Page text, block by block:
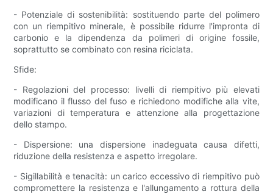
- Potenziale di sostenibilità: sostituendo parte del polimero
con un riempitivo minerale, è possibile ridurre l'impronta di
carbonio e la dipendenza da polimeri di origine fossile,
soprattutto se combinato con resina riciclata.
Sfide:
- Regolazioni del processo: livelli di riempitivo più elevati
modificano il flusso del fuso e richiedono modifiche alla vite,
variazioni di temperatura e attenzione alla progettazione
dello stampo.
- Dispersione: una dispersione inadeguata causa difetti,
riduzione della resistenza e aspetto irregolare.
- Sigillabilità e tenacità: un carico eccessivo di riempitivo può
compromettere la resistenza e l'allungamento a rottura della